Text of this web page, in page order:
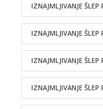
IZNAJMLJIVANJE ŠLEP
IZNAJMLJIVANJE
IZNAJMLJIVANJE
IZNAJMLJIVANJE